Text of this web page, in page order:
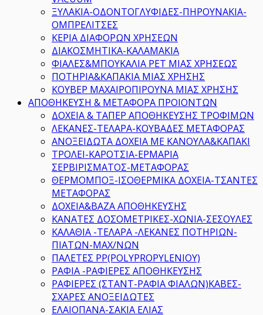
ΞΥΛΑΚΙΑ-ΟΔΟΝΤΟΓΛΥΦΙΔΕΣ-ΠΗΡΟΥΝΑΚΙΑ-
ΟΜΠΡΕΛΙΤΣΕΣ
ΚΕΡΙΑ ΔΙΑΦΟΡΩΝ ΧΡΗΣΕΩΝ
ΔΙΑΚΟΣΜΗΤΙΚΑ-ΚΑΛΑΜΑΚΙΑ
ΦΙΑΛΕΣ&ΜΠΟΥΚΑΛΙΑ PET ΜΙΑΣ ΧΡΗΣΕΩΣ
ΠΟΤΗΡΙΑ&ΚΑΠΑΚΙΑ ΜΙΑΣ ΧΡΗΣΗΣ
ΚΟΥΒΕΡ ΜΑΧΑΙΡΟΠΙΡΟΥΝΑ ΜΙΑΣ ΧΡΗΣΗΣ
ΑΠΟΘΗΚΕΥΣΗ & ΜΕΤΑΦΟΡΑ ΠΡΟΙΟΝΤΩΝ
ΔΟΧΕΙΑ & ΤΑΠΕΡ ΑΠΟΘΗΚΕΥΣΗΣ ΤΡΟΦΙΜΩΝ
ΛΕΚΑΝΕΣ-ΤΕΛΑΡΑ-ΚΟΥΒΑΔΕΣ ΜΕΤΑΦΟΡΑΣ
ΑΝΟΞΕΙΔΩΤΑ ΔΟΧΕΙΑ ΜΕ ΚΑΝΟΥΛΑ&ΚΑΠΑΚΙ
ΤΡΟΛΕΙ-ΚΑΡΟΤΣΙΑ-ΕΡΜΑΡΙΑ
ΣΕΡΒΙΡΙΣΜΑΤΟΣ-ΜΕΤΑΦΟΡΑΣ
ΘΕΡΜΟΜΠΟΞ-ΙΣΟΘΕΡΜΙΚΑ ΔΟΧΕΙΑ-ΤΣΑΝΤΕΣ
ΜΕΤΑΦΟΡΑΣ
ΔΟΧΕΙΑ&ΒΑΖΑ ΑΠΟΘΗΚΕΥΣΗΣ
ΚΑΝΑΤΕΣ ΔΟΣΟΜΕΤΡΙΚΕΣ-ΧΩΝΙΑ-ΣΕΣΟΥΛΕΣ
ΚΑΛΑΘΙΑ -ΤΕΛΑΡΑ -ΛΕΚΑΝΕΣ ΠΟΤΗΡΙΩΝ-
ΠΙΑΤΩΝ-ΜΑΧ/ΝΩΝ
ΠΑΛΕΤΕΣ PP(POLYPROPYLENIOY)
ΡΑΦΙΑ -ΡΑΦΙΕΡΕΣ ΑΠΟΘΗΚΕΥΣΗΣ
ΡΑΦΙΕΡΕΣ (ΣΤΑΝΤ-ΡΑΦΙΑ ΦΙΑΛΩΝ)ΚΑΒΕΣ-
ΣΧΑΡΕΣ ΑΝΟΞΕΙΔΩΤΕΣ
ΕΛΑΙΟΠΑΝΑ-ΣΑΚΙΑ ΕΛΙΑΣ